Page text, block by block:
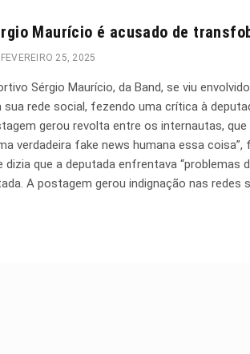
Maurício é acusado de
FEVEREIRO 25, 2025
Sérgio Maurício, da Band, se viu
rede social, fezendo uma crítica à
gerou revolta entre os internautas,
verdadeira fake news humana essa
dizia que a deputada enfrentava
A postagem gerou indignação nas